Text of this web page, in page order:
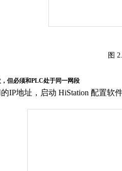
图
但必须和PLC处于同一网段
IP地址 ， 启动 HiStation 配置软